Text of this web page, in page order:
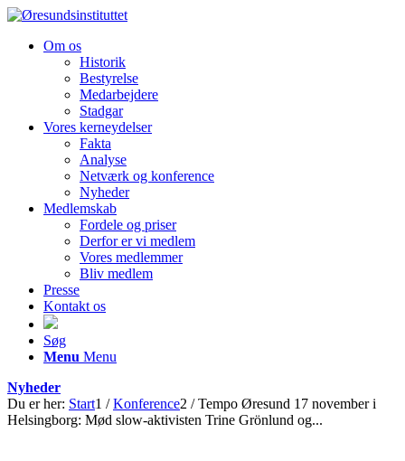
Om os
Historik
Bestyrelse
Medarbejdere
Stadgar
Vores kerneydelser
Fakta
Analyse
Netværk og konference
Nyheder
Medlemskab
Fordele og priser
Derfor er vi medlem
Vores medlemmer
Bliv medlem
Presse
Kontakt os
Søg
Menu Menu
Nyheder
Du er her: Start1 / Konference2 / Tempo Øresund 17 november i
Helsingborg: Mød slow-aktivisten Trine Grönlund og...